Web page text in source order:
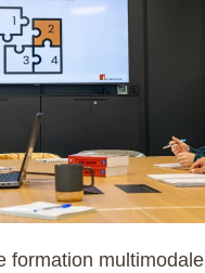
formation multimodale